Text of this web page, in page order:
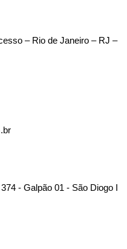
– Rio de Janeiro – RJ –
- Galpão 01 - São Diogo I